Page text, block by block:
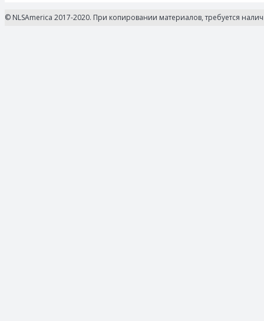
© NLSAmerica 2017-2020. При копировании материалов, требуется